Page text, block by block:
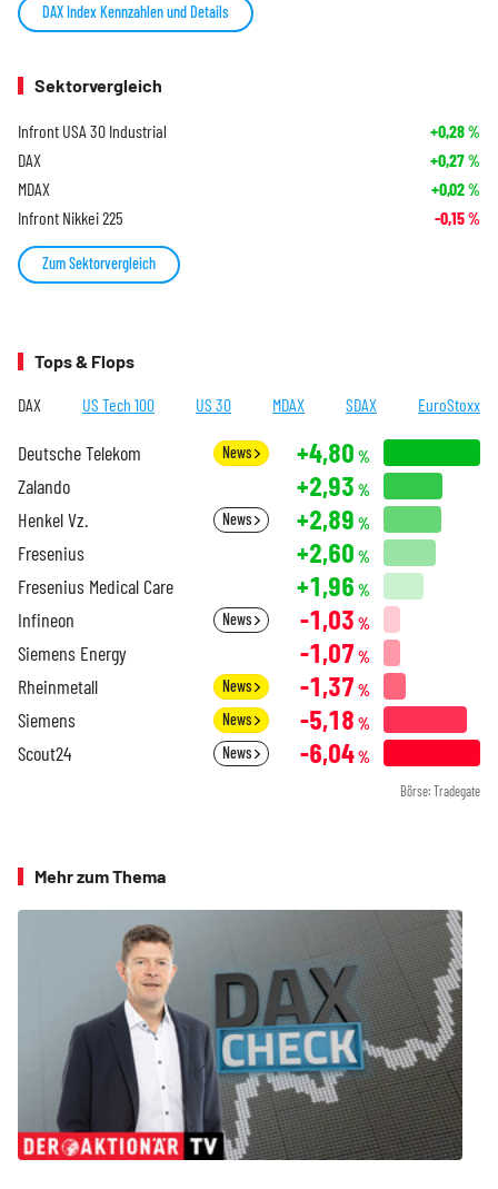
DAX Index Kennzahlen und Details
Sektorvergleich
Infront USA 30 Industrial +0,28%
DAX +0,27%
MDAX +0,02%
Infront Nikkei 225 -0,15%
Zum Sektorvergleich
Tops & Flops
DAX US Tech 100 US 30 MDAX SDAX EuroStoxx
Deutsche Telekom News +4,80 %
Zalando +2,93 %
Henkel Vz. News +2,89 %
Fresenius +2,60 %
Fresenius Medical Care +1,96 %
Infineon News -1,03 %
Siemens Energy -1,07 %
Rheinmetall News -1,37 %
Siemens News -5,18 %
Scout24 News -6,04%
Börse: Tradegate
Mehr zum Thema